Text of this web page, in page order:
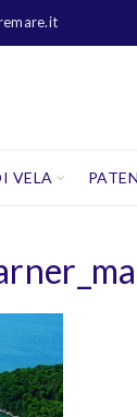
VELA